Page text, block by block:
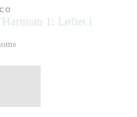
Hartman 1: Løftet i